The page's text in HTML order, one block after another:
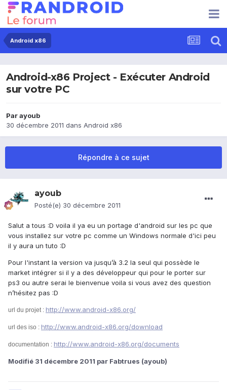
Android x86
Android-x86 Project - Exécuter Android
sur votre PC
Parayoub
30 décembre 2011 dans Android x86
Répondre à ce sujet
ayoub
Posté(e) 30 décembre 2011
Salut a tous :D voila il ya eu un portage d'android sur les pc que
vous installez sur votre pc comme un Windows normale d'ici peu
il y aura un tuto :D
Pour l'instant la version va jusqu’à 3.2 la seul qui possède le
market intégrer si il y a des développeur qui pour le porter sur
ps3 ou autre serai le bienvenue voila si vous avez des question
n’hésitez pas :D
url du projet : http://www.android-x86.org/
url des iso : http://www.android-x86.org/download
documentation : http://www.android-x86.org/documents
Modifié 31 décembre 2011 par Fabtrues (ayoub)